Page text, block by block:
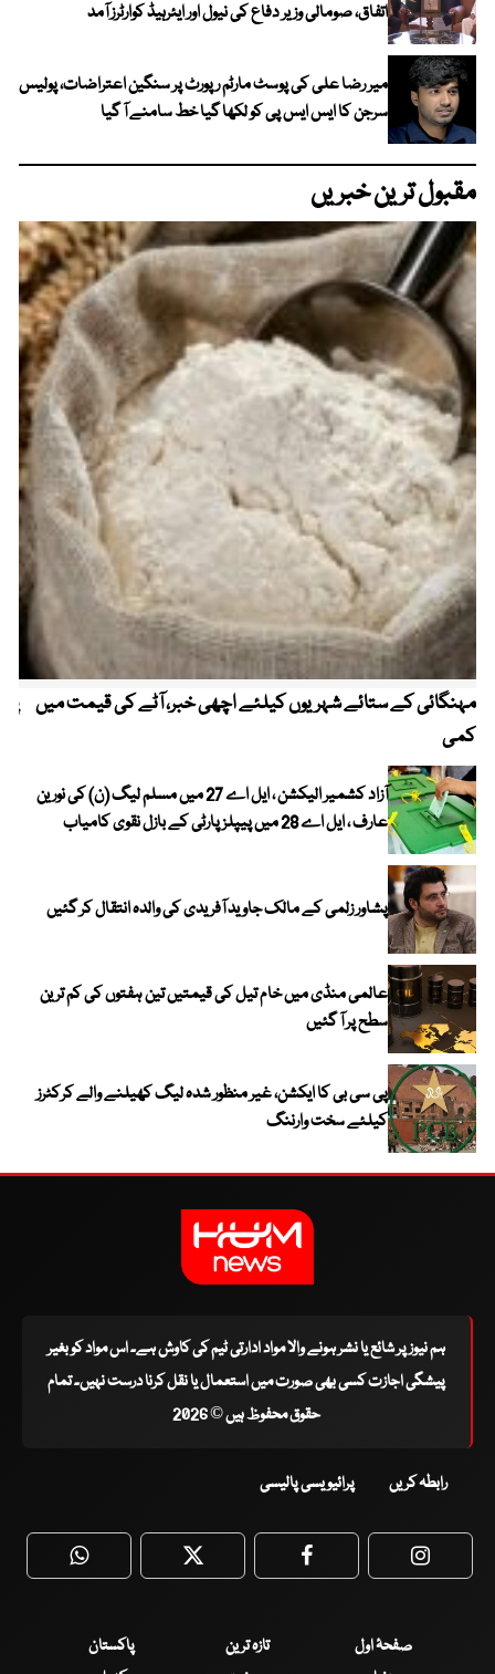
اتفاق، صومالی وزیر دفاع کی نیول اور ایئرہیڈ کوارٹرز آمد
میر رضا علی کی پوسٹ مارٹم رپورٹ پر سنگین اعتراضات، پولیس
سرجن کا ایس ایس پی کو لکھا گیا خط سامنے آ گیا
مقبول ترین خبریں
مہنگائی کے ستائے شہریوں کیلئے اچھی خبر، آٹے کی قیمت میں
کمی
آزاد کشمیر الیکشن ، ایل اے 27 میں مسلم لیگ (ن) کی نورین
عارف ، ایل اے 28 میں پیپلز پارٹی کے بازل نقوی کامیاب
پشاور زلمی کے مالک جاوید آفریدی کی والدہ انتقال کر گئیں
عالمی منڈی میں خام تیل کی قیمتیں تین ہفتوں کی کم ترین
سطح پر آ گئیں
پی سی بی کا ایکشن، غیر منظور شدہ لیگ کھیلنے والے کرکٹرز
کیلئے سخت وارننگ
ہم نیوز پر شائع یا نشر ہونے والا مواد ادارتی ٹیم کی کاوش ہے۔ اس مواد کو بغیر
پیشگی اجازت کسی بھی صورت میں استعمال یا نقل کرنا درست نہیں۔ تمام
حقوق محفوظ ہیں © 2026
رابطہ کریں پرائیویسی پالیسی
WhatsApp Twitter Facebook
صفحۂ اول تازہ ترین
پاکستان